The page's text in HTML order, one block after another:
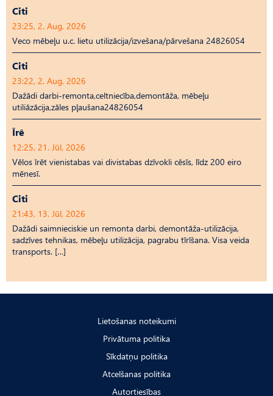
Citi
23:25, 2. Aug, 2026
Veco mēbeļu u.c. lietu utilizācija/izvešana/pārvešana 24826054
Citi
23:22, 2. Aug, 2026
Dažādi darbi-remonta,celtniecība,demontāža, mēbeļu
utiliāzācija,zāles pļaušana24826054
Īrē
12:25, 21. Jūl, 2026
Vēlos īrēt vienistabas vai divistabas dzīvokli cēsīs, līdz 200 eiro
mēnesī.
Citi
21:43, 13. Jūl, 2026
Dažādi saimnieciskie un remonta darbi, demontāža-utilizācija,
sadzīves tehnikas, mēbeļu utilizācija, pagrabu tīrīšana. Visa veida
transports. […]
Lietošanas noteikumi
Privātuma politika
Sīkdatņu politika
Atcelšanas politika
Autortiesības